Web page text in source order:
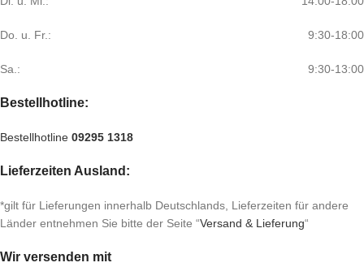
Do. u. Fr.: 9:30-18:00
Sa.: 9:30-13:00
Bestellhotline:
Bestellhotline 09295 1318
Lieferzeiten Ausland:
*gilt für Lieferungen innerhalb Deutschlands, Lieferzeiten für andere
Länder entnehmen Sie bitte der Seite “Versand & Lieferung“
Wir versenden mit